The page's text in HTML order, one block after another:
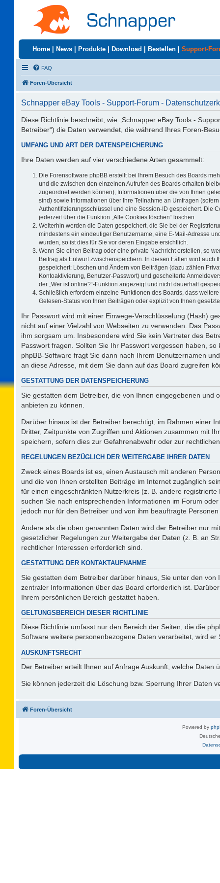
Home News Produkte Download Bestellen Support-
FAQ
Foren-Übersicht
Schnapper eBay Tools - Support-Forum -
Diese Richtlinie beschreibt, wie „Schnapper eBay Tools -
Betreiber“) die Daten verwendet, die während Ihres Foren-
UMFANG UND ART DER DATENSPEICHERUNG
Ihre Daten werden auf vier verschiedene Arten gesammelt:
Die Forensoftware phpBB erstellt bei Ihrem Besuch des Boards
und die zwischen den einzelnen Aufrufen des Boards erhalten
zugeordnet werden können), Informationen über die von Ihnen
sind) sowie Informationen über Ihre Teilnahme an Umfragen
Authentifizierungsschlüssel und eine Session-ID gespeichert. Die
jederzeit über die Funktion „Alle Cookies löschen“ löschen.
Weiterhin werden die Daten gespeichert, die Sie bei der
mindestens ein eindeutiger Benutzername, eine E-Mail-Adresse
wurden, so ist dies für Sie vor deren Eingabe ersichtlich.
Wenn Sie einen Beitrag oder eine private Nachricht erstellen, so
Beitrag als Entwurf zwischenspeichern. In diesen Fällen wird
gespeichert: Löschen und Ändern von Beiträgen (dazu zählen
Kontoaktivierung, Benutzer-Passwort) und gescheiterte
der „Wer ist online?“-Funktion angezeigt und nicht dauerhaft
Schließlich erfordern einzelne Funktionen des Boards, dass
Gelesen-Status von Ihren Beiträgen oder explizit von Ihnen
Ihr Passwort wird mit einer Einwege-Verschlüsselung (Hash)
nicht auf einer Vielzahl von Webseiten zu verwenden. Das
ihm sorgsam um. Insbesondere wird Sie kein Vertreter des
Passwort fragen. Sollten Sie Ihr Passwort vergessen haben,
phpBB-Software fragt Sie dann nach Ihrem Benutzernamen
an diese Adresse, mit dem Sie dann auf das Board zugreifen
GESTATTUNG DER DATENSPEICHERUNG
Sie gestatten dem Betreiber, die von Ihnen eingegebenen
anbieten zu können.
Darüber hinaus ist der Betreiber berechtigt, im Rahmen einer
Dritter, Zeitpunkte von Zugriffen und Aktionen zusammen mit
speichern, sofern dies zur Gefahrenabwehr oder zur
REGELUNGEN BEZÜGLICH DER WEITERGABE IHRER DATEN
Zweck eines Boards ist es, einen Austausch mit anderen
und die von Ihnen erstellten Beiträge im Internet zugänglich
für einen eingeschränkten Nutzerkreis (z. B. andere
suchen Sie nach entsprechenden Informationen im Forum
jedoch nur für den Betreiber und von ihm beauftragte
Andere als die oben genannten Daten wird der Betreiber nur
gesetzlicher Regelungen zur Weitergabe der Daten (z. B. an
rechtlicher Interessen erforderlich sind.
GESTATTUNG DER KONTAKTAUFNAHME
Sie gestatten dem Betreiber darüber hinaus, Sie unter den
zentraler Informationen über das Board erforderlich ist.
Ihrem persönlichen Bereich gestattet haben.
GELTUNGSBEREICH DIESER RICHTLINIE
Diese Richtlinie umfasst nur den Bereich der Seiten, die die
Software weitere personenbezogene Daten verarbeitet, wird
AUSKUNFTSRECHT
Der Betreiber erteilt Ihnen auf Anfrage Auskunft, welche Daten
Sie können jederzeit die Löschung bzw. Sperrung Ihrer Daten
Foren-Übersicht
Powered by